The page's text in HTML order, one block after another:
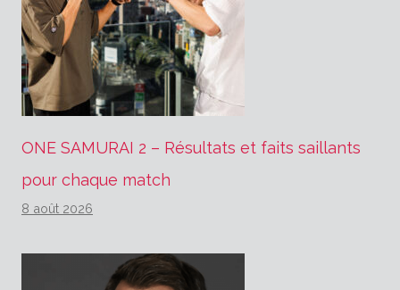
ONE SAMURAI 2 – Résultats et faits saillants
pour chaque match
8 août 2026